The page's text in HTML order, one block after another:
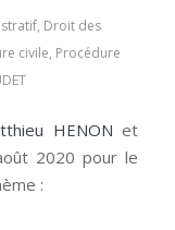
, Droit des
civile, Procédure
HENON et
2020 pour le
: